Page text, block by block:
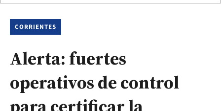
CORRIENTES
Alerta: fuertes
operativos de control